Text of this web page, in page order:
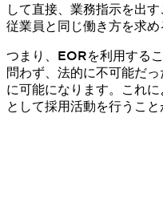
して直接、業務指示を出
従業員と同じ働き方を求め
つまり、EORを利用する
問わず、法的に不可能だ
に可能になります。これ
として採用活動を行うこと